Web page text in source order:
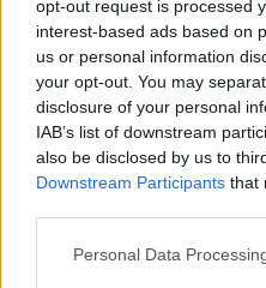
opt-out request is processed
interest-based ads based on
us or personal information
your opt-out. You may
disclosure of your personal
IAB’s list of downstream
also be disclosed by us to
Downstream Participants that
Please note that this
Personal Data